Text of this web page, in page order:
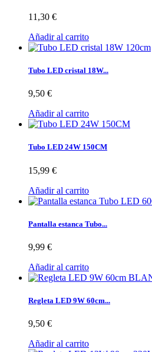
11,30 €
Añadir al carrito
Tubo LED cristal 18W...
9,50 €
Añadir al carrito
Tubo LED 24W 150CM
15,99 €
Añadir al carrito
Pantalla estanca Tubo...
9,99 €
Añadir al carrito
Regleta LED 9W 60cm...
9,50 €
Añadir al carrito